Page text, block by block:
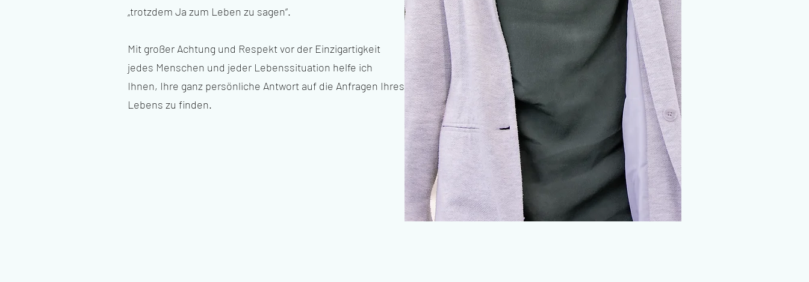
„trotzdem Ja zum Leben zu sagen“.
Mit großer Achtung und Respekt vor der Einzigartigkeit
jedes Menschen und jeder Lebenssituation helfe ich
Ihnen, Ihre ganz persönliche Antwort auf die Anfragen Ihres
Lebens zu finden.